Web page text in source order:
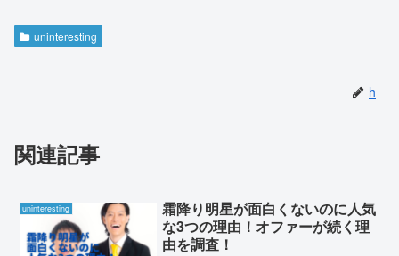
uninteresting
h
関連記事
uninteresting
霜降り明星が面白くないのに人気
な3つの理由！オファーが続く理
由を調査！